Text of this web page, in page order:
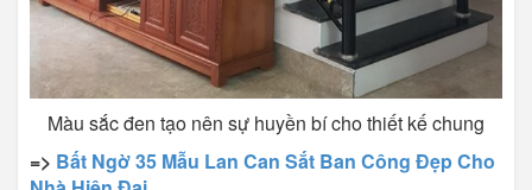
Màu sắc đen tạo nên sự huyền bí cho thiết kế chung
=> Bất Ngờ 35 Mẫu Lan Can Sắt Ban Công Đẹp Cho